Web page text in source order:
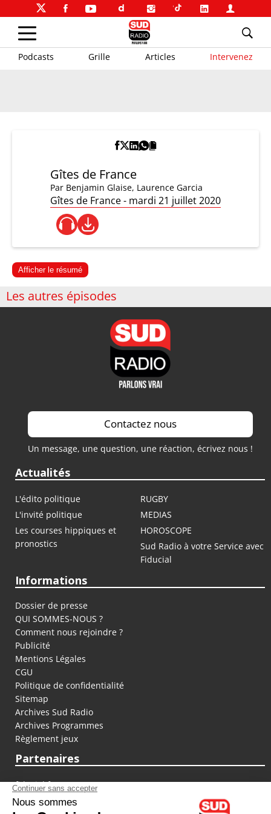
Podcasts Grille Articles Intervenez
Gîtes de France
Par Benjamin Glaise, Laurence Garcia
Gîtes de France - mardi 21 juillet 2020
Afficher le résumé
Les autres épisodes
Contactez nous
Un message, une question, une réaction, écrivez nous !
Actualités
L'édito politique
RUGBY
L'invité politique
MEDIAS
Les courses hippiques et
pronostics
HOROSCOPE
Sud Radio à votre Service avec
Fiducial
Informations
Dossier de presse
QUI SOMMES-NOUS ?
Comment nous rejoindre ?
Publicité
Mentions Légales
CGU
Politique de confidentialité
Sitemap
Archives Sud Radio
Archives Programmes
Règlement jeux
Partenaires
fiducial.fr
lyoncapitale.fr